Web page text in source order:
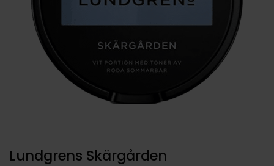
Lundgrens Skärgården